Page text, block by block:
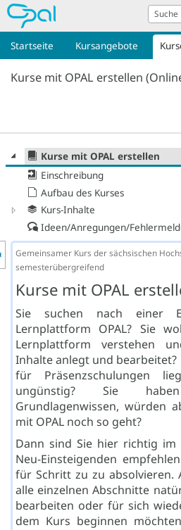
OPAL Suche
Startseite Kursangebote
Kurse mit OPAL erstellen
Kurse mit OPAL erstellen
Einschreibung
Aufbau des Kurses
Kurs-Inhalte
Ideen/Anregungen/
des Kursmenüs
Gemeinsamer Kurs der sächsischen
semesterübergreifend
Kurse mit OPAL
Sie suchen nach einer
Lernplattform OPAL? Sie
Lernplattform verstehen
Inhalte anlegt und
für Präsenzschulungen
ungünstig? Sie
Grundlagenwissen, würden
mit OPAL noch so geht?
Dann sind Sie hier richtig im
Neu-Einsteigenden
für Schritt zu zu absolvieren.
alle einzelnen Abschnitte
bearbeiten oder für sich
dem Kurs beginnen